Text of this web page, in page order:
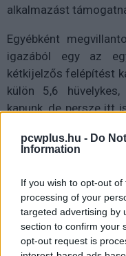
pcwplus.hu - Do
Information
If you wish to opt-out
processing of your
targeted advertising by
section to confirm your
opt-out request is
alkalmazást
Egyébként
igazából egy az
kétkijelzős felépítést
külön 5,6
kapunk, de persze itt
vékony "szünettel"
őszén érkezik majd,
hagyományos
a Neóval
azért fontos, mert
katasztrófával
első jele annak,